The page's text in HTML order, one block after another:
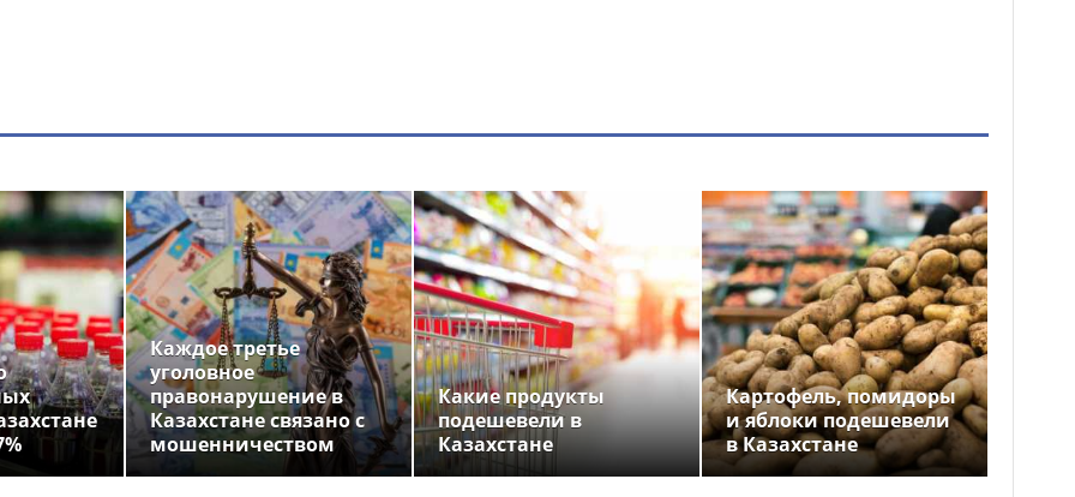
Каждое третье
уголовное
правонарушение в
Казахстане связано с
мошенничеством
Какие продукты
подешевели в
Казахстане
Картофель, помидоры
и яблоки подешевели
в Казахстане